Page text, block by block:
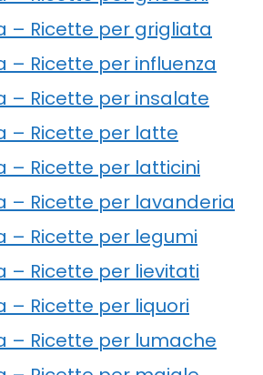
– Ricette per grigliata
– Ricette per influenza
– Ricette per insalate
– Ricette per latte
– Ricette per latticini
– Ricette per lavanderia
– Ricette per legumi
– Ricette per lievitati
– Ricette per liquori
– Ricette per lumache